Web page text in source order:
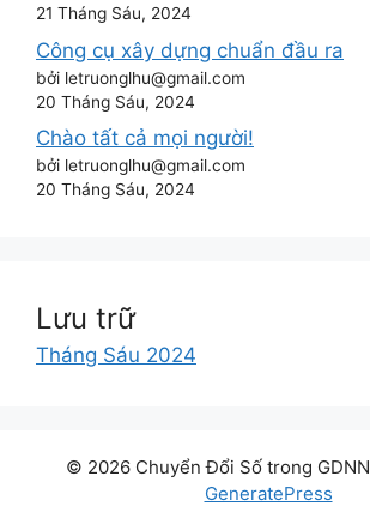
21 Tháng Sáu, 2024
Công cụ xây dựng chuẩn đầu ra
bởi letruonglhu@gmail.com
20 Tháng Sáu, 2024
Chào tất cả mọi người!
bởi letruonglhu@gmail.com
20 Tháng Sáu, 2024
Lưu trữ
Tháng Sáu 2024
© 2026 Chuyển Đổi Số trong GDNN
GeneratePress